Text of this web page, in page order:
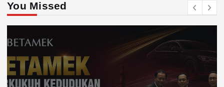
You Missed